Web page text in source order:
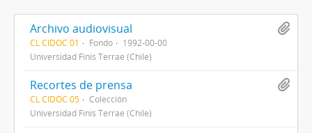
Archivo audiovisual
CL CIDOC 01 Fondo
1992-00-00
Universidad Finis Terrae (Chile)
Recortes de prensa
CL CIDOC 05
Colección
Universidad Finis Terrae (Chile)